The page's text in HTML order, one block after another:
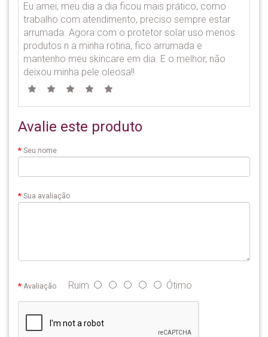
Eu amei, meu dia a dia ficou mais prático, como
trabalho com atendimento, preciso sempre estar
arrumada. Agora com o protetor solar uso menos
produtos n a minha rotina, fico arrumada e
mantenho meu skincare em dia. E o melhor, não
deixou minha pele oleosa!!
Avalie este produto
Seu nome
Sua avaliação
Avaliação Ruim Ótimo